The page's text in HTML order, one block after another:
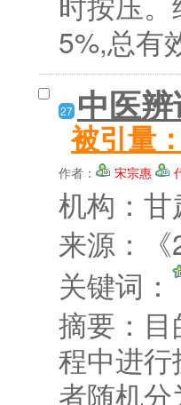
5%,总有
27 中医
被引量
作者： 宋宗惠
机构：
来源：
关键词：
摘要：
程中进
者随机